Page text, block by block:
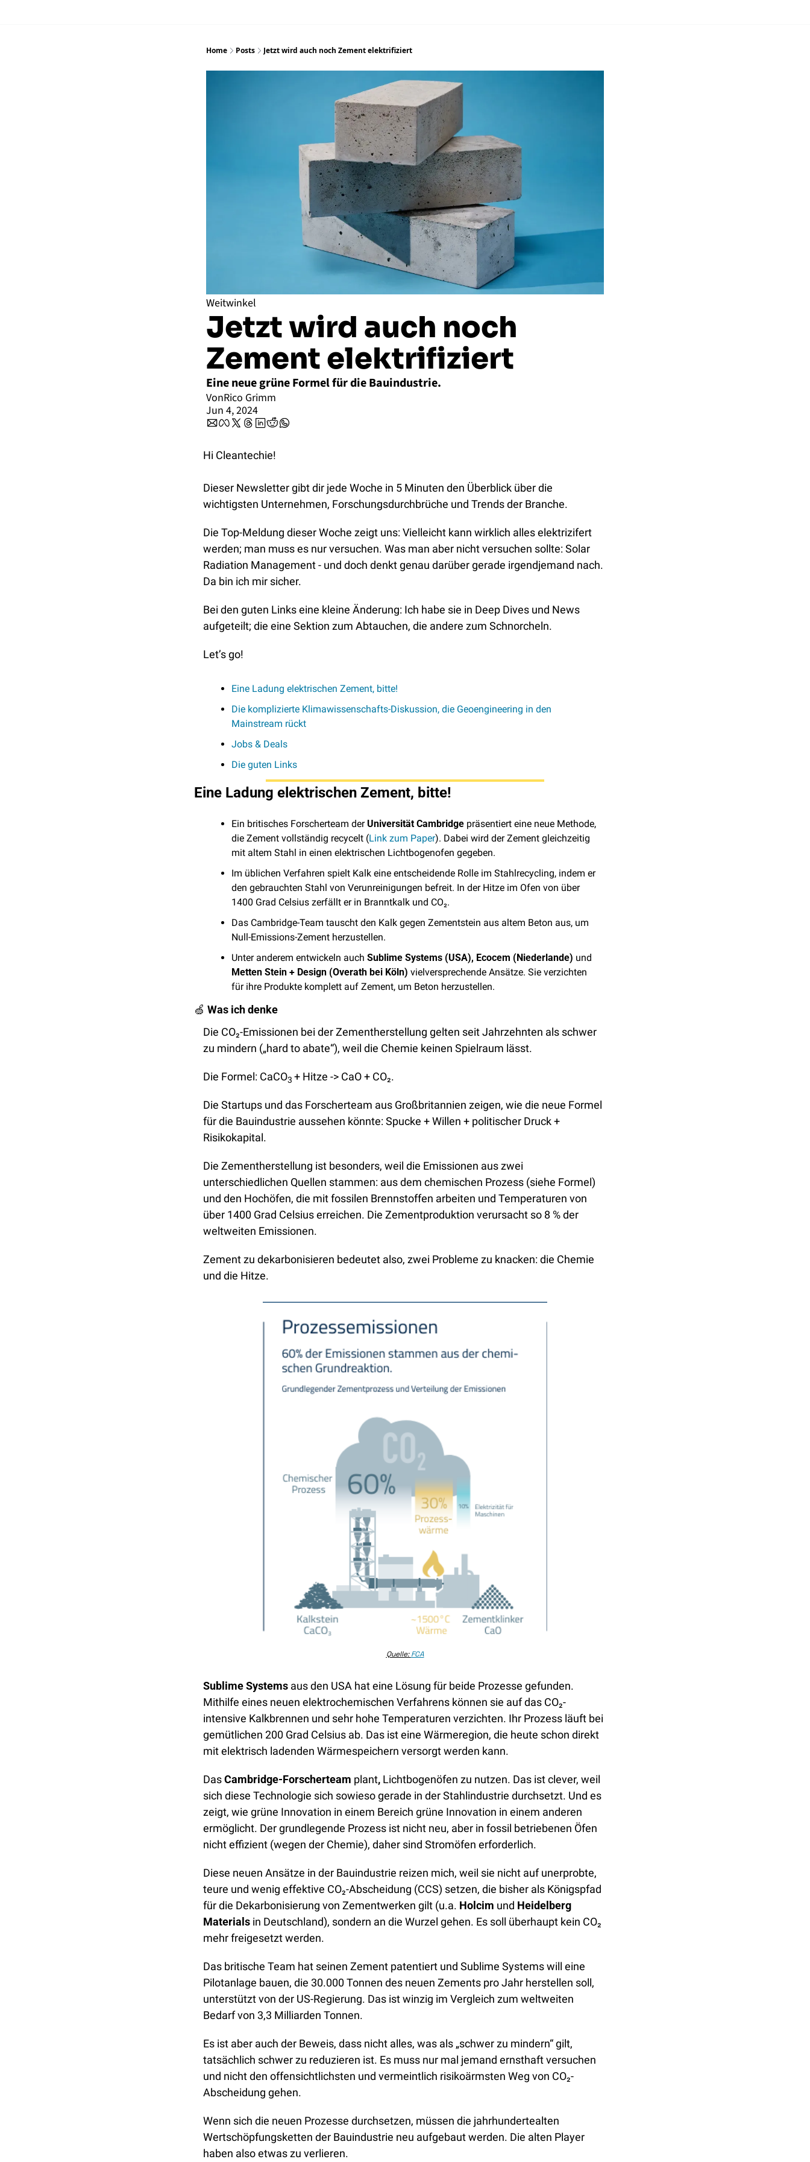
Home Posts Jetzt wird auch noch Zement elektrifiziert
Weitwinkel
Jetzt wird auch noch
Zement elektrifiziert
Eine neue grüne Formel für die Bauindustrie.
VonRico Grimm
Jun 4, 2024
Hi Cleantechie!
Dieser Newsletter gibt dir jede Woche in 5 Minuten den Überblick über die
wichtigsten Unternehmen, Forschungsdurchbrüche und Trends der Branche.
Die Top-Meldung dieser Woche zeigt uns: Vielleicht kann wirklich alles elektrizifert
werden; man muss es nur versuchen. Was man aber nicht versuchen sollte: Solar
Radiation Management - und doch denkt genau darüber gerade irgendjemand nach.
Da bin ich mir sicher.
Bei den guten Links eine kleine Änderung: Ich habe sie in Deep Dives und News
aufgeteilt; die eine Sektion zum Abtauchen, die andere zum Schnorcheln.
Let’s go!
Eine Ladung elektrischen Zement, bitte!
Die komplizierte Klimawissenschafts-Diskussion, die Geoengineering in den
Mainstream rückt
Jobs & Deals
Die guten Links
Eine Ladung elektrischen Zement, bitte!
Ein britisches Forscherteam der Universität Cambridge präsentiert eine neue Methode,
die Zement vollständig recycelt (Link zum Paper). Dabei wird der Zement gleichzeitig
mit altem Stahl in einen elektrischen Lichtbogenofen gegeben.
Im üblichen Verfahren spielt Kalk eine entscheidende Rolle im Stahlrecycling, indem er
den gebrauchten Stahl von Verunreinigungen befreit. In der Hitze im Ofen von über
1400 Grad Celsius zerfällt er in Branntkalk und CO₂.
Das Cambridge-Team tauscht den Kalk gegen Zementstein aus altem Beton aus, um
Null-Emissions-Zement herzustellen.
Unter anderem entwickeln auch Sublime Systems (USA), Ecocem (Niederlande)
Metten Stein + Design (Overath bei Köln) vielversprechende Ansätze. Sie verzichten
für ihre Produkte komplett auf Zement, um Beton herzustellen.
🍏 Was ich denke
Die CO₂-Emissionen bei der Zementherstellung gelten seit Jahrzehnten als schwer
zu mindern („hard to abate“), weil die Chemie keinen Spielraum lässt.
Die Formel: CaCO3 + Hitze -> CaO + CO₂.
Die Startups und das Forscherteam aus Großbritannien zeigen, wie die neue Formel
für die Bauindustrie aussehen könnte: Spucke + Willen + politischer Druck +
Risikokapital.
Die Zementherstellung ist besonders, weil die Emissionen aus zwei
unterschiedlichen Quellen stammen: aus dem chemischen Prozess (siehe Formel)
und den Hochöfen, die mit fossilen Brennstoffen arbeiten und Temperaturen von
über 1400 Grad Celsius erreichen. Die Zementproduktion verursacht so 8 % der
weltweiten Emissionen.
Zement zu dekarbonisieren bedeutet also, zwei Probleme zu knacken: die Chemie
und die Hitze.
Quelle: FCA
Sublime Systems aus den USA hat eine Lösung für beide Prozesse gefunden.
Mithilfe eines neuen elektrochemischen Verfahrens können sie auf das CO₂-
intensive Kalkbrennen und sehr hohe Temperaturen verzichten. Ihr Prozess läuft bei
gemütlichen 200 Grad Celsius ab. Das ist eine Wärmeregion, die heute schon direkt
mit elektrisch ladenden Wärmespeichern versorgt werden kann.
Das Cambridge-Forscherteam plant, Lichtbogenöfen zu nutzen. Das ist clever, weil
sich diese Technologie sich sowieso gerade in der Stahlindustrie durchsetzt. Und es
zeigt, wie grüne Innovation in einem Bereich grüne Innovation in einem anderen
ermöglicht. Der grundlegende Prozess ist nicht neu, aber in fossil betriebenen Öfen
nicht effizient (wegen der Chemie), daher sind Stromöfen erforderlich.
Diese neuen Ansätze in der Bauindustrie reizen mich, weil sie nicht auf unerprobte,
teure und wenig effektive CO₂-Abscheidung (CCS) setzen, die bisher als Königspfad
für die Dekarbonisierung von Zementwerken gilt (u.a. Holcim und Heidelberg
Materials in Deutschland), sondern an die Wurzel gehen. Es soll überhaupt kein CO₂
mehr freigesetzt werden.
Das britische Team hat seinen Zement patentiert und Sublime Systems will eine
Pilotanlage bauen, die 30.000 Tonnen des neuen Zements pro Jahr herstellen soll,
unterstützt von der US-Regierung. Das ist winzig im Vergleich zum weltweiten
Bedarf von 3,3 Milliarden Tonnen.
Es ist aber auch der Beweis, dass nicht alles, was als „schwer zu mindern“ gilt,
tatsächlich schwer zu reduzieren ist. Es muss nur mal jemand ernsthaft versuchen
und nicht den offensichtlichsten und vermeintlich risikoärmsten Weg von CO₂-
Abscheidung gehen.
Wenn sich die neuen Prozesse durchsetzen, müssen die jahrhundertealten
Wertschöpfungsketten der Bauindustrie neu aufgebaut werden. Die alten Player
haben also etwas zu verlieren.